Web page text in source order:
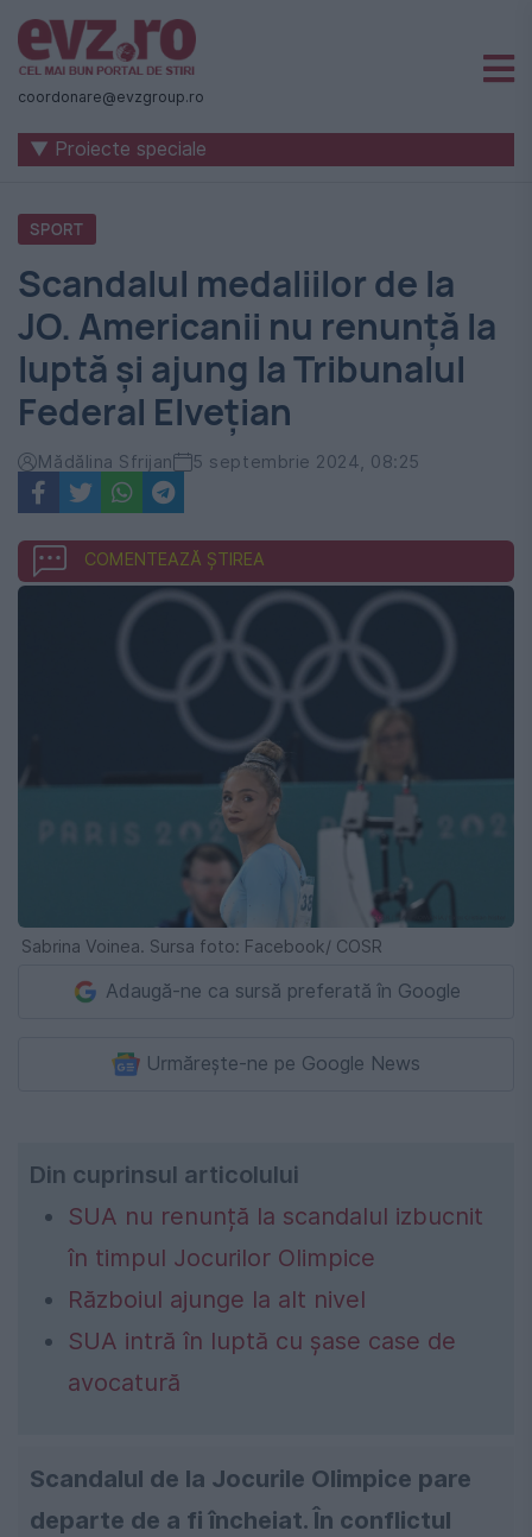
Știri
naționale
internaționale
România
-
Evenimentul
Zilei
coordonare@evzgroup.ro
▼ Proiecte speciale
SPORT
Scandalul medaliilor de la
JO. Americanii nu renunță la
luptă și ajung la Tribunalul
Federal Elvețian
Mădălina Sfrijan 5 septembrie 2024, 08:25
COMENTEAZĂ ȘTIREA
Sabrina Voinea. Sursa foto: Facebook/ COSR
Adaugă-ne ca sursă preferată în Google
Urmărește-ne pe Google News
Din cuprinsul articolului
SUA nu renunță la scandalul izbucnit
în timpul Jocurilor Olimpice
Războiul ajunge la alt nivel
SUA intră în luptă cu șase case de
avocatură
Scandalul de la Jocurile Olimpice pare
departe de a fi încheiat. În conflictul